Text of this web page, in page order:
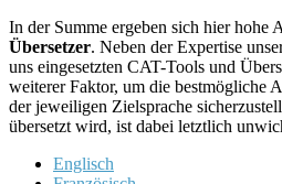
In der Summe ergeben sich hier hohe
Übersetzer. Neben der Expertise
uns eingesetzten CAT-Tools und
weiterer Faktor, um die bestmögliche
der jeweiligen Zielsprache
übersetzt wird, ist dabei letztlich
Englisch